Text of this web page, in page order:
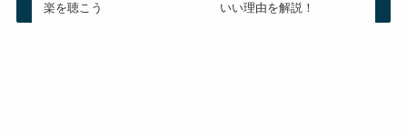
楽を聴こう
いい理由を解説！